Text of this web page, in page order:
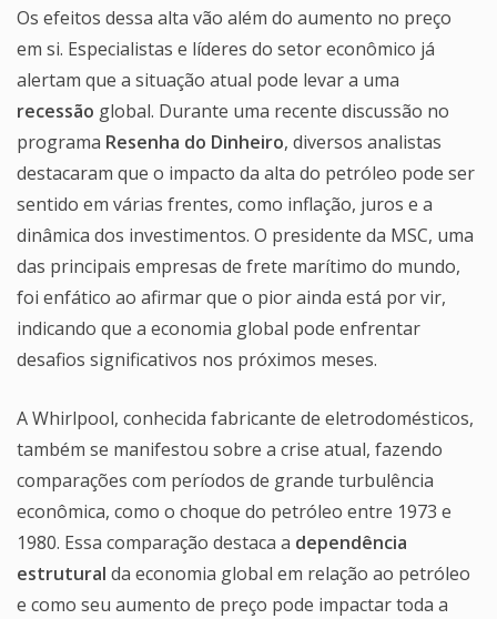
Os efeitos dessa alta vão além do aumento no preço
em si. Especialistas e líderes do setor econômico já
alertam que a situação atual pode levar a uma
recessão global. Durante uma recente discussão no
programa Resenha do Dinheiro, diversos analistas
destacaram que o impacto da alta do petróleo pode ser
sentido em várias frentes, como inflação, juros e a
dinâmica dos investimentos. O presidente da MSC, uma
das principais empresas de frete marítimo do mundo,
foi enfático ao afirmar que o pior ainda está por vir,
indicando que a economia global pode enfrentar
desafios significativos nos próximos meses.
A Whirlpool, conhecida fabricante de eletrodomésticos,
também se manifestou sobre a crise atual, fazendo
comparações com períodos de grande turbulência
econômica, como o choque do petróleo entre 1973 e
1980. Essa comparação destaca a dependência
estrutural da economia global em relação ao petróleo
e como seu aumento de preço pode impactar toda a